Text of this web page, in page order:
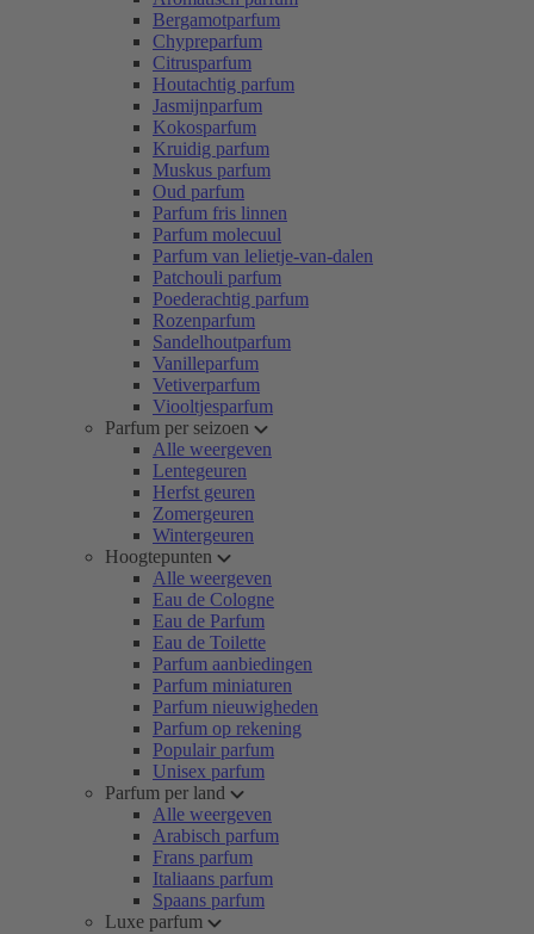
Bergamotparfum
Chypreparfum
Citrusparfum
Houtachtig parfum
Jasmijnparfum
Kokosparfum
Kruidig parfum
Muskus parfum
Oud parfum
Parfum fris linnen
Parfum molecuul
Parfum van lelietje-van-dalen
Patchouli parfum
Poederachtig parfum
Rozenparfum
Sandelhoutparfum
Vanilleparfum
Vetiverparfum
Viooltjesparfum
Parfum per seizoen
Alle weergeven
Lentegeuren
Herfst geuren
Zomergeuren
Wintergeuren
Hoogtepunten
Alle weergeven
Eau de Cologne
Eau de Parfum
Eau de Toilette
Parfum aanbiedingen
Parfum miniaturen
Parfum nieuwigheden
Parfum op rekening
Populair parfum
Unisex parfum
Parfum per land
Alle weergeven
Arabisch parfum
Frans parfum
Italiaans parfum
Spaans parfum
Luxe parfum